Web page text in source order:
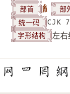
部首 糹 部
统一码 CJK
字形结构 左右